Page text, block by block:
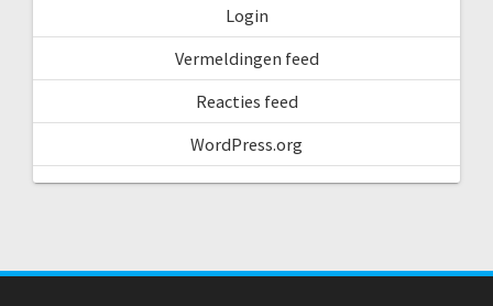
Login
Vermeldingen feed
Reacties feed
WordPress.org